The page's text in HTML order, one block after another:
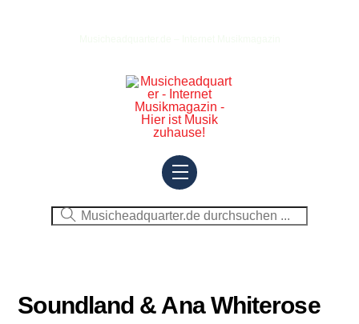
Menu
Soundland & Ana Whiterose